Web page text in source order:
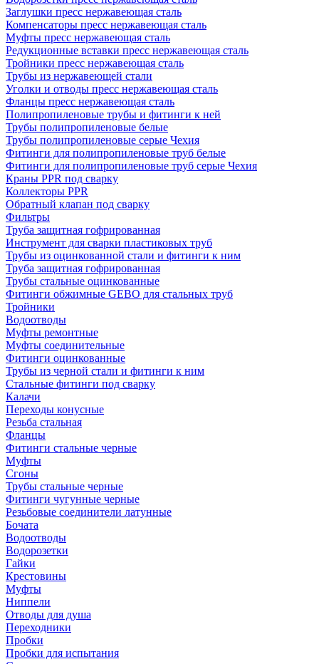
Заглушки пресс нержавеющая сталь
Компенсаторы пресс нержавеющая сталь
Муфты пресс нержавеющая сталь
Редукционные вставки пресс нержавеющая сталь
Тройники пресс нержавеющая сталь
Трубы из нержавеющей стали
Уголки и отводы пресс нержавеющая сталь
Фланцы пресс нержавеющая сталь
Полипропиленовые трубы и фитинги к ней
Трубы полипропиленовые белые
Трубы полипропиленовые серые Чехия
Фитинги для полипропиленовые труб белые
Фитинги для полипропиленовые труб серые Чехия
Краны PPR под сварку
Коллекторы PPR
Обратный клапан под сварку
Фильтры
Труба защитная гофрированная
Инструмент для сварки пластиковых труб
Трубы из оцинкованной стали и фитинги к ним
Труба защитная гофрированная
Трубы стальные оцинкованные
Фитинги обжимные GEBO для стальных труб
Тройники
Водоотводы
Муфты ремонтные
Муфты соединительные
Фитинги оцинкованные
Трубы из черной стали и фитинги к ним
Стальные фитинги под сварку
Калачи
Переходы конусные
Резьба стальная
Фланцы
Фитинги стальные черные
Муфты
Сгоны
Трубы стальные черные
Фитинги чугунные черные
Резьбовые соединители латунные
Бочата
Водоотводы
Водорозетки
Гайки
Крестовины
Муфты
Ниппели
Отводы для душа
Переходники
Пробки
Пробки для испытания